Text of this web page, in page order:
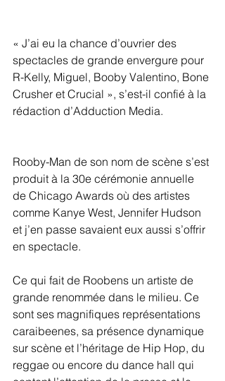
« J’ai eu la chance d’ouvrier des
spectacles de grande envergure pour
R-Kelly, Miguel, Booby Valentino, Bone
Crusher et Crucial », s’est-il confié à la
rédaction d’Adduction Media.
Rooby-Man de son nom de scène s’est
produit à la 30e cérémonie annuelle
de Chicago Awards où des artistes
comme Kanye West, Jennifer Hudson
et j’en passe savaient eux aussi s’offrir
en spectacle.
Ce qui fait de Roobens un artiste de
grande renommée dans le milieu. Ce
sont ses magnifiques représentations
caraibeenes, sa présence dynamique
sur scène et l’héritage de Hip Hop, du
reggae ou encore du dance hall qui